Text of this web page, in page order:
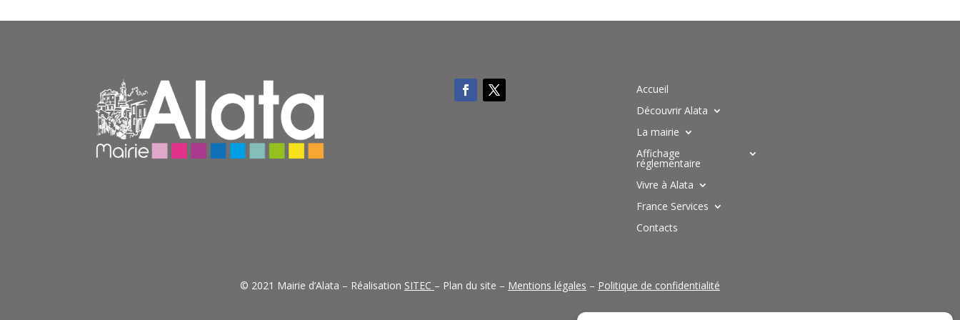
Accueil
Découvrir Alata
La mairie
Affichage
réglementaire
Vivre à Alata
France Services
Contacts
© 2021 Mairie d’Alata – Réalisation SITEC – Plan du site – Mentions légales – Politique de confidentialité